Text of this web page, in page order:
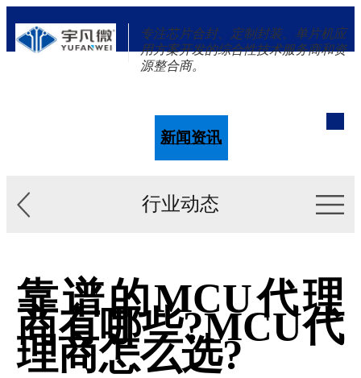
专注芯片合封、定制封装、单片机应
用方案开发的综合性技术服务商和资
源整合商。
新闻资讯
行业动态
靠谱的MCU代理
商有哪些?MCU代
理商怎么选?